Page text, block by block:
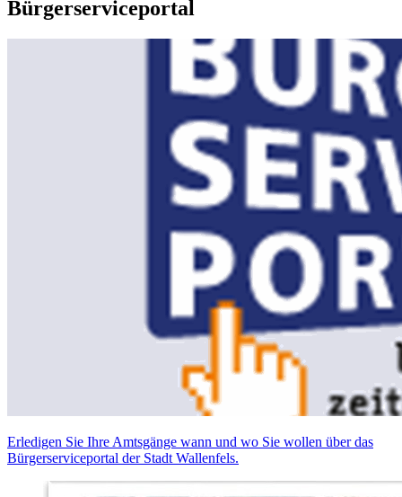
Bürgerserviceportal
Erledigen Sie Ihre Amtsgänge wann und wo Sie wollen über das
Bürgerserviceportal der Stadt Wallenfels.